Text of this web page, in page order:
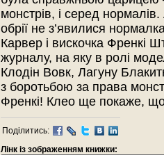
монстрів, і серед
обрії не з’явилися
Карвер і вискочка Френкі
журналу, на яку в ролі
Клодін Вовк, Лагуну
з боротьбою за права
Френкі! Клео ще покаже, що
Поділитись:
Лінк із зображенням книжки: